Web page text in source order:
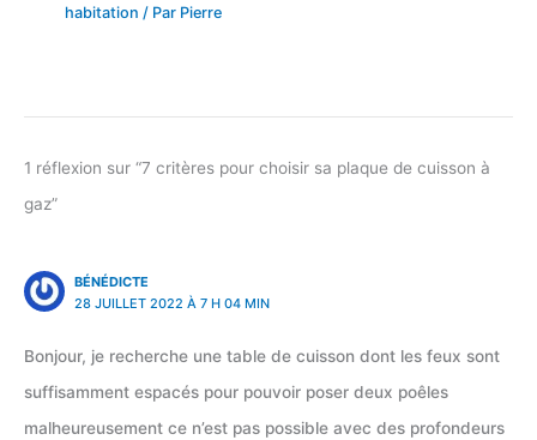
habitation / Par Pierre
1 réflexion sur “7 critères pour choisir sa plaque de cuisson à
gaz”
BÉNÉDICTE
28 JUILLET 2022 À 7 H 04 MIN
Bonjour, je recherche une table de cuisson dont les feux sont
suffisamment espacés pour pouvoir poser deux poêles
malheureusement ce n’est pas possible avec des profondeurs